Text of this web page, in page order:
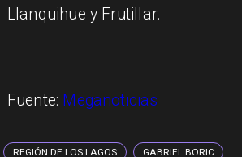
Llanquihue y Frutillar.
Fuente: Meganoticias
REGIÓN DE LOS LAGOS GABRIEL BORIC